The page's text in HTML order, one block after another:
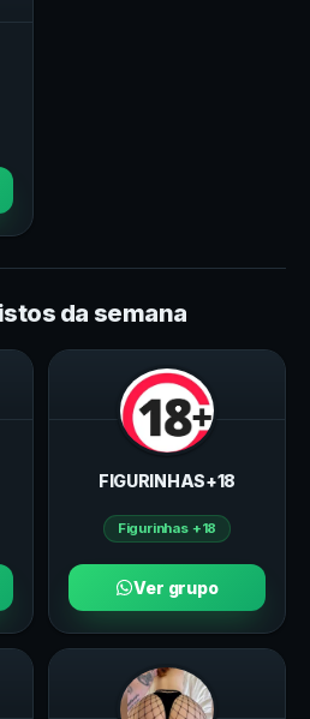
da semana
FIGURINHAS+18
Figurinhas +18
Ver grupo